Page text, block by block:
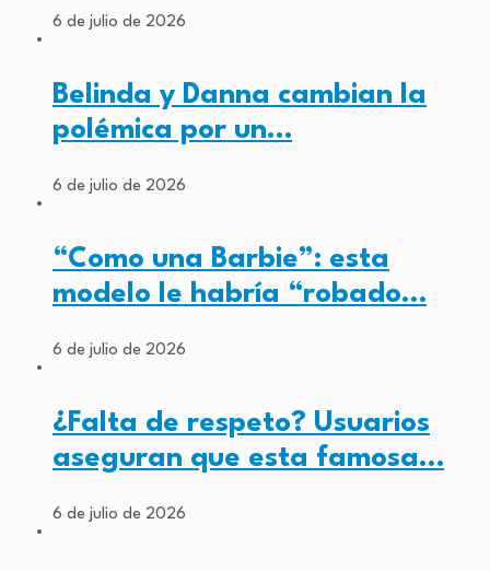
6 de julio de 2026
Belinda y Danna cambian la
polémica por un…
6 de julio de 2026
“Como una Barbie”: esta
modelo le habría “robado…
6 de julio de 2026
¿Falta de respeto? Usuarios
aseguran que esta famosa…
6 de julio de 2026